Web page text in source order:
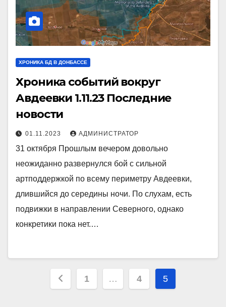
ХРОНИКА БД В ДОНБАССЕ
Хроника событий вокруг
Авдеевки 1.11.23 Последние
новости
01.11.2023 АДМИНИСТРАТОР
31 октября Прошлым вечером довольно
неожиданно развернулся бой с сильной
артподдержкой по всему периметру Авдеевки,
длившийся до середины ночи. По слухам, есть
подвижки в направлении Северного, однако
конкретики пока нет.…
Пагинация
1 … 4 5